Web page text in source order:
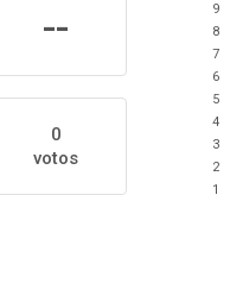
--
0
votos
9
8
7
6
5
4
3
2
1